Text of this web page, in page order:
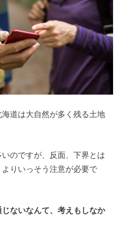
道は大自然が多く残る土地
のですが、反面、下界とは
りいっそう注意が必要で
じないなんて、考えもしなか